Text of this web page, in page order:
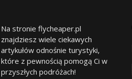
Na stronie flycheaper.pl
znajdziesz wiele ciekawych
artykułów odnośnie turystyki,
które z pewnością pomogą Ci w
przyszłych podróżach!